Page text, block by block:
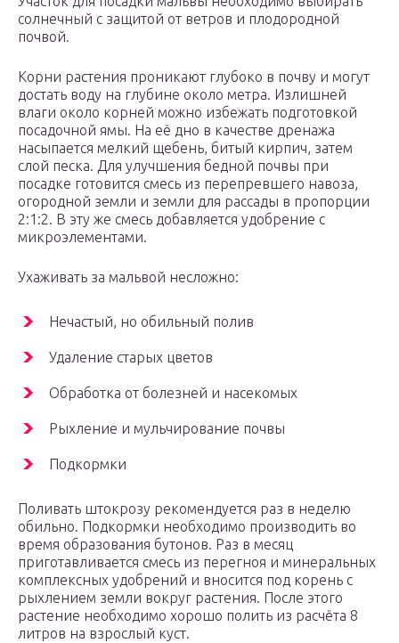
солнечный с защитой от ветров и плодородной
почвой.
Корни растения проникают глубоко в почву и могут
достать воду на глубине около метра. Излишней
влаги около корней можно избежать подготовкой
посадочной ямы. На её дно в качестве дренажа
насыпается мелкий щебень, битый кирпич, затем
слой песка. Для улучшения бедной почвы при
посадке готовится смесь из перепревшего навоза,
огородной земли и земли для рассады в пропорции
2:1:2. В эту же смесь добавляется удобрение с
микроэлементами.
Ухаживать за мальвой несложно:
Нечастый, но обильный полив
Удаление старых цветов
Обработка от болезней и насекомых
Рыхление и мульчирование почвы
Подкормки
Поливать штокрозу рекомендуется раз в неделю
обильно. Подкормки необходимо производить во
время образования бутонов. Раз в месяц
приготавливается смесь из перегноя и минеральных
комплексных удобрений и вносится под корень с
рыхлением земли вокруг растения. После этого
растение необходимо хорошо полить из расчёта 8
литров на взрослый куст.